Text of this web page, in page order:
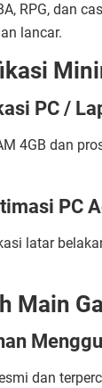
RPG, dan
lancar.
PC /
4GB dan
PC
latar
Main
dan